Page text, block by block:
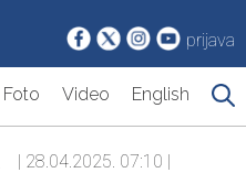
prijava
Foto Video English
| 28.04.2025. 07:10 |